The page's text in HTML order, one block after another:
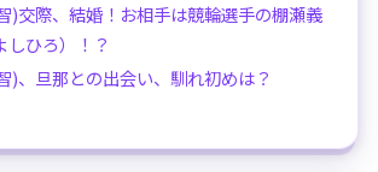
)交際、結婚！お相手は競輪選手の棚瀬義
しひろ）！？
)、旦那との出会い、馴れ初めは？